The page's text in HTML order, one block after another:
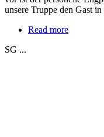
unsere Truppe den Gast
Read more
SG ...